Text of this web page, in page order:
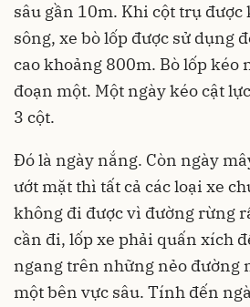
sâu gần 10m. Khi cột trụ
sông, xe bò lốp được sử dụng
cao khoảng 800m. Bò lốp kéo
đoạn một. Một ngày kéo cật
3 cột.
Đó là ngày nắng. Còn ngày
ướt mặt thì tất cả các loại xe
không đi được vì đường rừng
cần đi, lốp xe phải quấn xích
ngang trên những nẻo đường
một bên vực sâu. Tính đến